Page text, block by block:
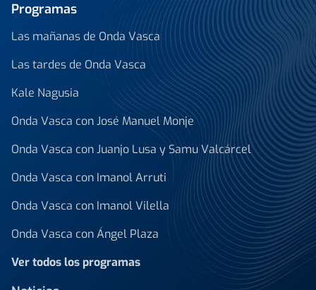
Programas
Las mañanas de Onda Vasca
Las tardes de Onda Vasca
Kale Nagusia
Onda Vasca con José Manuel Monje
Onda Vasca con Juanjo Lusa y Samu Valcárcel
Onda Vasca con Imanol Arruti
Onda Vasca con Imanol Vilella
Onda Vasca con Ángel Plaza
Ver todos los programas